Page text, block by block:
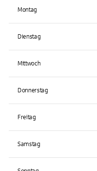
Montag
Dienstag
Mittwoch
Donnerstag
Freitag
Samstag